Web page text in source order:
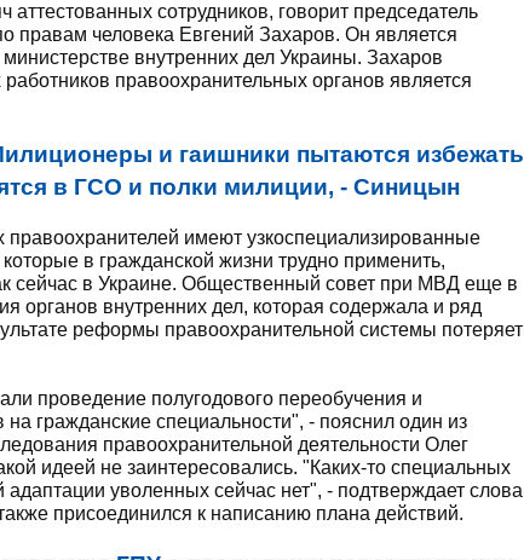
аттестованных сотрудников, говорит председатель
правам человека Евгений Захаров. Он является
внутренних дел Украины. Захаров
правоохранительных органов является
и гаишники пытаются избежать
в ГСО и полки милиции, - Синицын
имеют узкоспециализированные
в гражданской жизни трудно применить,
сейчас в Украине. Общественный совет при МВД еще в
органов внутренних дел, которая содержала и ряд
реформы правоохранительной системы потеряет
проведение полугодового переобучения и
гражданские специальности", - пояснил один из
правоохранительной деятельности Олег
идеей не заинтересовались. "Каких-то специальных
уволенных сейчас нет", - подтверждает слова
присоединился к написанию плана действий.